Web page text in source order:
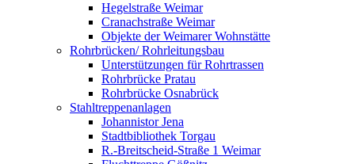
Hegelstraße Weimar
Cranachstraße Weimar
Objekte der Weimarer Wohnstätte
Rohrbrücken/ Rohrleitungsbau
Unterstützungen für Rohrtrassen
Rohrbrücke Pratau
Rohrbrücke Osnabrück
Stahltreppenanlagen
Johannistor Jena
Stadtbibliothek Torgau
R.-Breitscheid-Straße 1 Weimar